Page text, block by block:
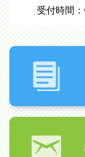
受付時間